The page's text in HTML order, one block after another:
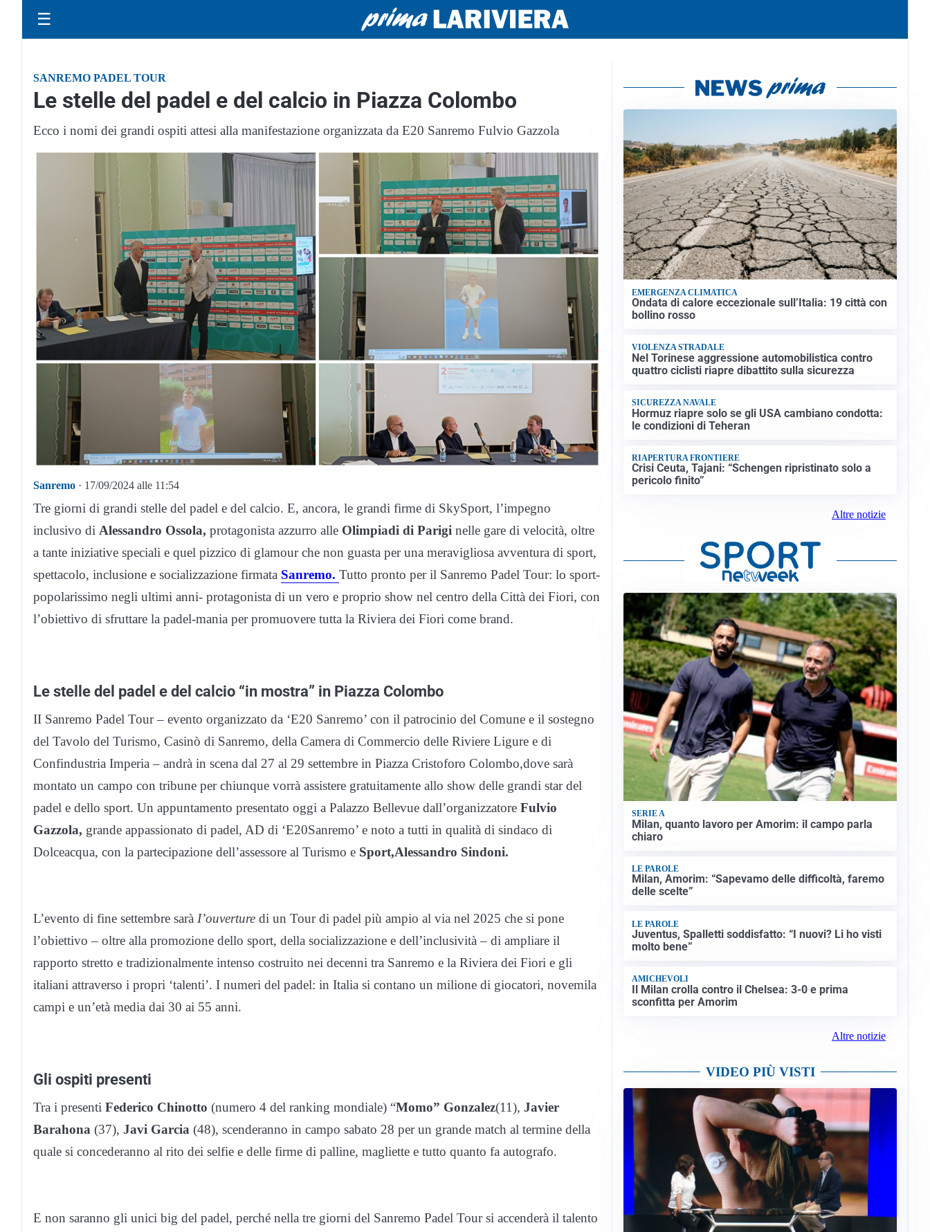
☰
SANREMO PADEL TOUR
Le stelle del padel e del calcio in Piazza Colombo
Ecco i nomi dei grandi ospiti attesi alla manifestazione organizzata da E20 Sanremo Fulvio Gazzola
Sanremo · 17/09/2024 alle 11:54
Tre giorni di grandi stelle del padel e del calcio. E, ancora, le grandi firme di SkySport, l’impegno
inclusivo di Alessandro Ossola, protagonista azzurro alle Olimpiadi di Parigi nelle gare di velocità, oltre
a tante iniziative speciali e quel pizzico di glamour che non guasta per una meravigliosa avventura di sport,
spettacolo, inclusione e socializzazione firmata Sanremo. Tutto pronto per il Sanremo Padel Tour: lo sport-
popolarissimo negli ultimi anni- protagonista di un vero e proprio show nel centro della Città dei Fiori, con
l’obiettivo di sfruttare la padel-mania per promuovere tutta la Riviera dei Fiori come brand.
Le stelle del padel e del calcio “in mostra” in Piazza Colombo
II Sanremo Padel Tour – evento organizzato da ‘E20 Sanremo’ con il patrocinio del Comune e il sostegno
del Tavolo del Turismo, Casinò di Sanremo, della Camera di Commercio delle Riviere Ligure e di
Confindustria Imperia – andrà in scena dal 27 al 29 settembre in Piazza Cristoforo Colombo,dove sarà
montato un campo con tribune per chiunque vorrà assistere gratuitamente allo show delle grandi star del
padel e dello sport. Un appuntamento presentato oggi a Palazzo Bellevue dall’organizzatore Fulvio
Gazzola, grande appassionato di padel, AD di ‘E20Sanremo’ e noto a tutti in qualità di sindaco di
Dolceacqua, con la partecipazione dell’assessore al Turismo e Sport,Alessandro Sindoni.
L’evento di fine settembre sarà I’ouverture di un Tour di padel più ampio al via nel 2025 che si pone
l’obiettivo – oltre alla promozione dello sport, della socializzazione e dell’inclusività – di ampliare il
rapporto stretto e tradizionalmente intenso costruito nei decenni tra Sanremo e la Riviera dei Fiori e gli
italiani attraverso i propri ‘talenti’. I numeri del padel: in Italia si contano un milione di giocatori, novemila
campi e un’età media dai 30 ai 55 anni.
Gli ospiti presenti
Tra i presenti Federico Chinotto (numero 4 del ranking mondiale) “Momo” Gonzalez(11), Javier
Barahona (37), Javi Garcia (48), scenderanno in campo sabato 28 per un grande match al termine della
quale si concederanno al rito dei selfie e delle firme di palline, magliette e tutto quanto fa autografo.
E non saranno gli unici big del padel, perché nella tre giorni del Sanremo Padel Tour si accenderà il talento
EMERGENZA CLIMATICA
Ondata di calore eccezionale sull’Italia: 19 città con
bollino rosso
VIOLENZA STRADALE
Nel Torinese aggressione automobilistica contro
quattro ciclisti riapre dibattito sulla sicurezza
SICUREZZA NAVALE
Hormuz riapre solo se gli USA cambiano condotta:
le condizioni di Teheran
RIAPERTURA FRONTIERE
Crisi Ceuta, Tajani: “Schengen ripristinato solo a
pericolo finito”
Altre notizie
SERIE A
Milan, quanto lavoro per Amorim: il campo parla
chiaro
LE PAROLE
Milan, Amorim: “Sapevamo delle difficoltà, faremo
delle scelte”
LE PAROLE
Juventus, Spalletti soddisfatto: “I nuovi? Li ho visti
molto bene”
AMICHEVOLI
Il Milan crolla contro il Chelsea: 3-0 e prima
sconfitta per Amorim
Altre notizie
VIDEO PIÙ VISTI